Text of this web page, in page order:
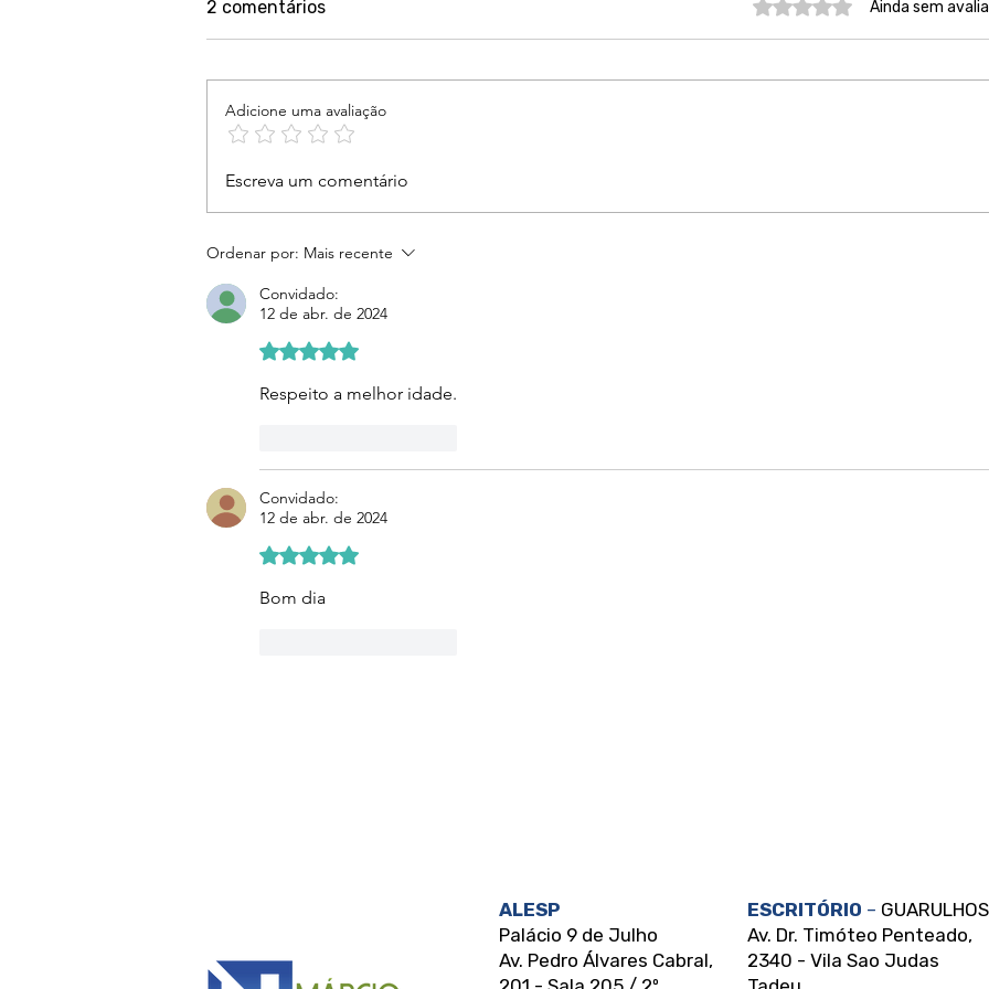
tem compromisso e
entrega resultado
lado das mulheres vítimas
2 comentários Avaliado com 0 de 5
Ainda sem
Adicione uma avaliação
Escreva um comentário
Ordenar por: Mais recente
Convidado:
12 de abr. de 2024
Avaliado com 5 de 5 estrelas.
Respeito a melhor idade.
Convidado:
12 de abr. de 2024
Avaliado com 5 de 5 estrelas.
Bom dia
ALESP
Palácio 9 de Julho
Av. Pedro Álvares Cabral,
ESCRITÓRIO – GUARULHOS
Av. Dr. Timóteo Penteado,
2340 - Vila Sao Judas